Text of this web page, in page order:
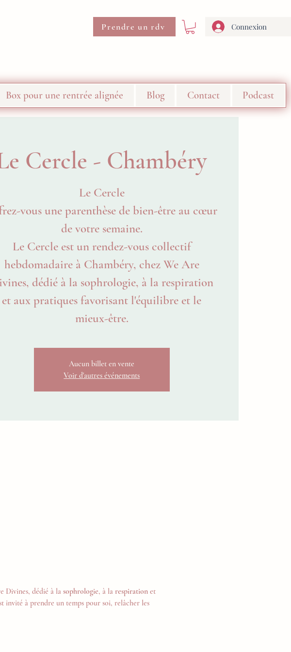
Prendre un rdv
Box pour une rentrée alignée Blog Contact Podcast
Connexion
Cercle - Chambéry
Le Cercle
vous une parenthèse de bien-être au cœur
de votre semaine.
Le Cercle est un rendez-vous collectif
hebdomadaire à Chambéry, chez We Are
dédié à la sophrologie, à la respiration
et aux pratiques favorisant l'équilibre et le
mieux-être.
Aucun billet en vente
Voir d'autres événements
Divines, dédié à la sophrologie, à la respiration et
invité à prendre un temps pour soi, relâcher les